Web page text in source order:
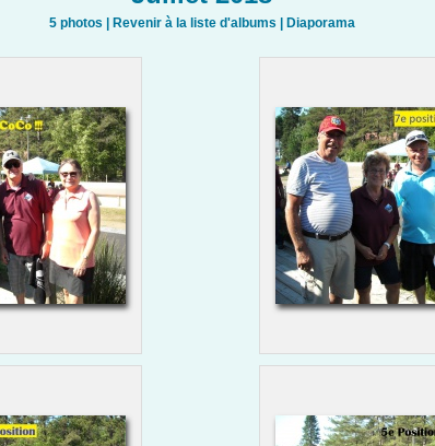
5 photos Revenir à la liste d'albums Diaporama